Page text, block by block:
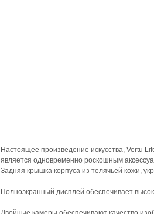
Настоящее произведение искусства, Vertu
является одновременно роскошным
Задняя крышка корпуса из телячьей кожи,
Полноэкранный дисплей обеспечивает